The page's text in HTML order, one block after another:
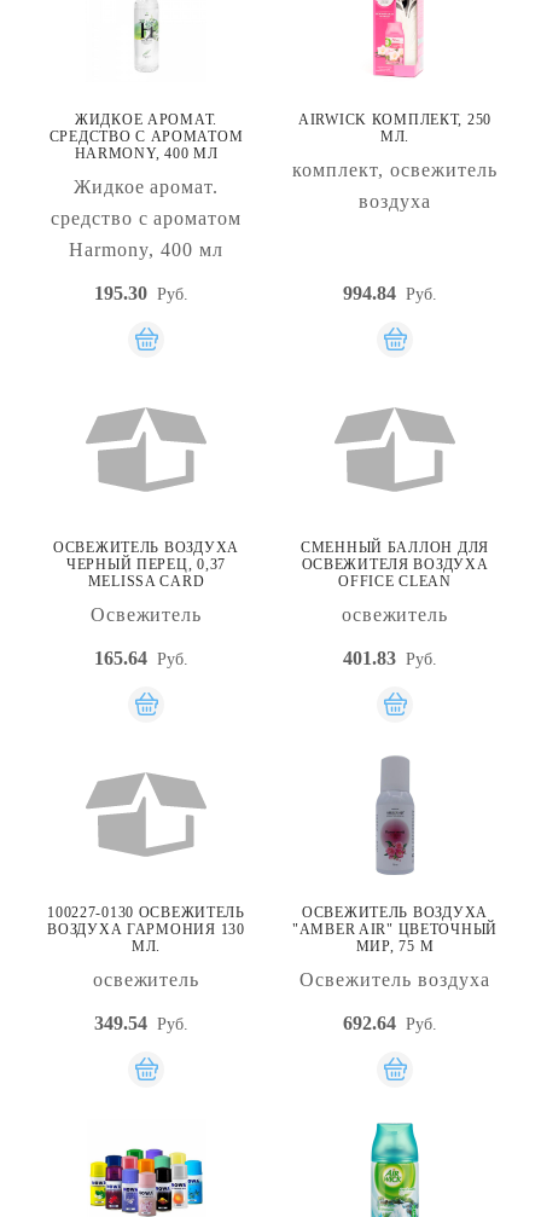
ЖИДКОЕ АРОМАТ.
СРЕДСТВО С АРОМАТОМ
HARMONY, 400 МЛ
Жидкое аромат.
средство с ароматом
Harmony, 400 мл
195.30 Руб.
AIRWICK КОМПЛЕКТ, 250
МЛ.
комплект, освежитель
воздуха
994.84 Руб.
ОСВЕЖИТЕЛЬ ВОЗДУХА
ЧЕРНЫЙ ПЕРЕЦ, 0,37
MELISSA CARD
Освежитель
165.64 Руб.
СМЕННЫЙ БАЛЛОН ДЛЯ
ОСВЕЖИТЕЛЯ ВОЗДУХА
OFFICE CLEAN
освежитель
401.83 Руб.
100227-0130 ОСВЕЖИТЕЛЬ
ВОЗДУХА ГАРМОНИЯ 130
МЛ.
освежитель
349.54 Руб.
ОСВЕЖИТЕЛЬ ВОЗДУХА
"AMBER AIR" ЦВЕТОЧНЫЙ
МИР, 75 М
Освежитель воздуха
692.64 Руб.